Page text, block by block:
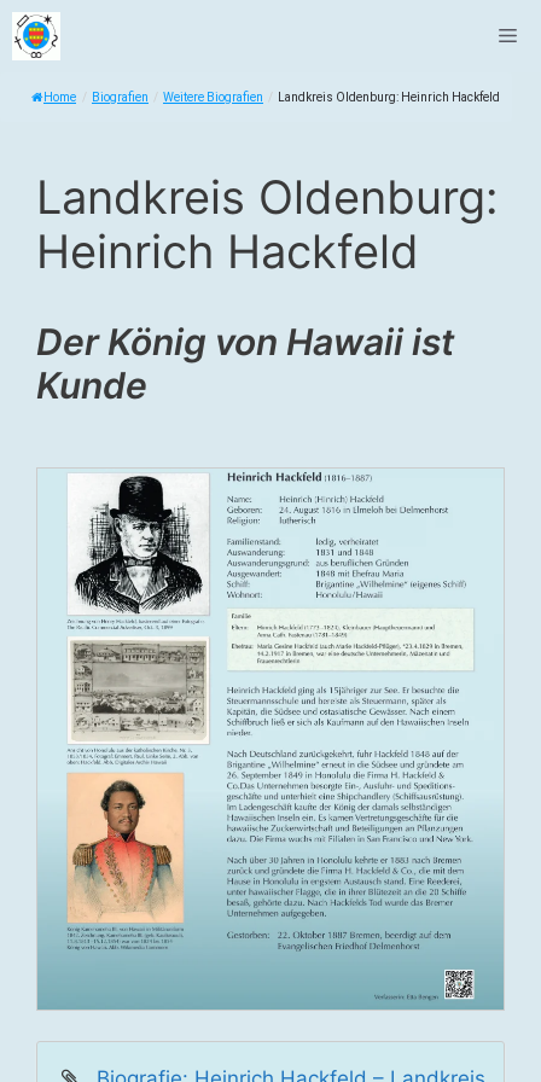
Zum
Inhalt
Home / Biografien / Weitere Biografien / Landkreis Oldenburg: Heinrich Hackfeld
Landkreis Oldenburg:
Heinrich Hackfeld
Der König von Hawaii ist
Kunde